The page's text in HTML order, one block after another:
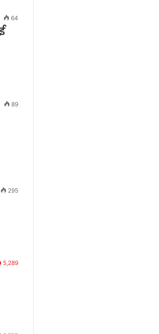
64
89
295
5,289